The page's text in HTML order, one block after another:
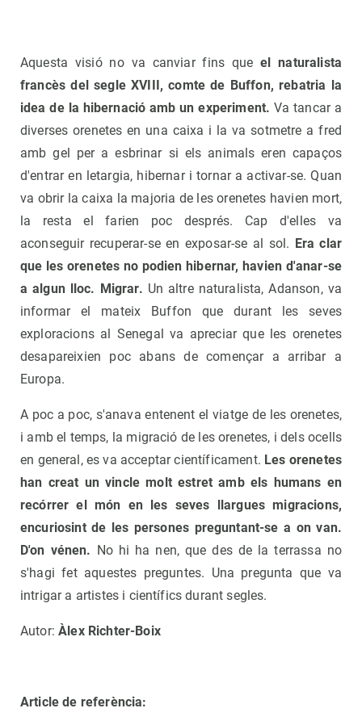
Aquesta visió no va canviar fins queel naturalista
francès del segle XVIII, comte de Buffon, rebatria la
idea de la hibernació amb un experiment. Va tancar a
diverses orenetes en una caixa i la va sotmetre a fred
amb gel per a esbrinar si els animals eren capaços
d'entrar en letargia, hibernar i tornar a activar-se. Quan
va obrir la caixa la majoria de les orenetes havien mort,
la resta el farien poc després. Cap d'elles va
aconseguir recuperar-se en exposar-se al sol. Era clar
que les orenetes no podien hibernar, havien d'anar-se
a algun lloc. Migrar. Un altre naturalista, Adanson, va
informar el mateix Buffon que durant les seves
exploracions al Senegal va apreciar que les orenetes
desapareixien poc abans de començar a arribar a
Europa.
A poc a poc, s'anava entenent el viatge de les orenetes,
i amb el temps, la migració de les orenetes, i dels ocells
en general, es va acceptar científicament. Les orenetes
han creat un vincle molt estret amb els humans en
recórrer el món en les seves llargues migracions,
encuriosint de les persones preguntant-se a on van.
D'on vénen. No hi ha nen, que des de la terrassa no
s'hagi fet aquestes preguntes. Una pregunta que va
intrigar a artistes i científics durant segles.
Autor:Àlex Richter-Boix
Article de referència: